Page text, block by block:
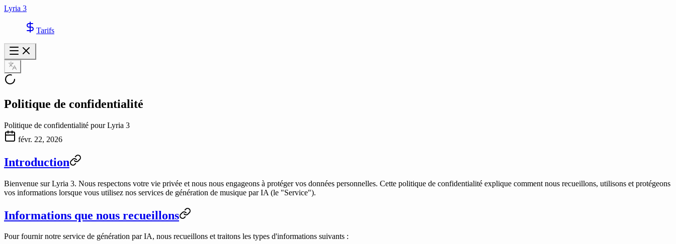
Lyria 3
Tarifs
Politique de confidentialité
Politique de confidentialité pour Lyria 3
févr. 22, 2026
Introduction
Bienvenue surLyria 3. Nous respectons votre vie privée et nous nous engageons à protéger vos données personnelles. Cette politique de confidentialité explique comment nous recueillons, utilisons et protégeons
vos informations lorsque vous utilisez nos services de génération de musique par IA (le "Service").
Informations que nous recueillons
Pour fournir notre service de génération par IA, nous recueillons et traitons les types d'informations suivants :